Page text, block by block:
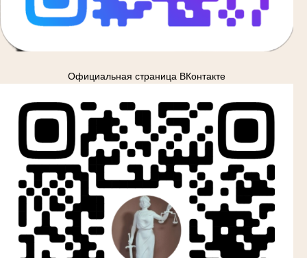
Официальная страница ВКонтакте